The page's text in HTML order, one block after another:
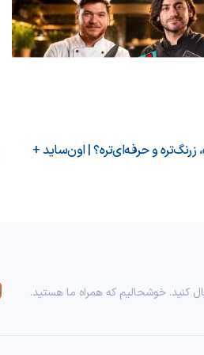
زرنگ‌تره و حرفه‌ای‌تره؟ | اون‌ساید +
کنید. خوشحالیم که همراه ما هستید.